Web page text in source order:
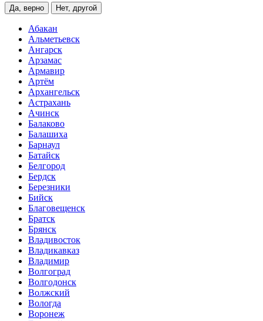
Да, верно Нет, другой
Абакан
Альметьевск
Ангарск
Арзамас
Армавир
Артём
Архангельск
Астрахань
Ачинск
Балаково
Балашиха
Барнаул
Батайск
Белгород
Бердск
Березники
Бийск
Благовещенск
Братск
Брянск
Владивосток
Владикавказ
Владимир
Волгоград
Волгодонск
Волжский
Вологда
Воронеж